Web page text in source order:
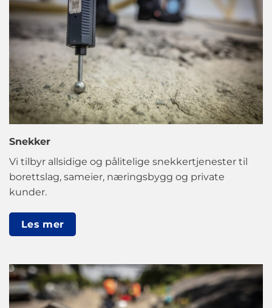
Snekker
Vi tilbyr allsidige og pålitelige snekkertjenester til
borettslag, sameier, næringsbygg og private
kunder.
Les mer